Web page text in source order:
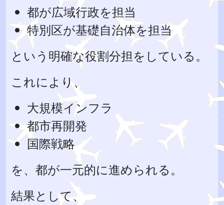
都が広域行政を担当
特別区が基礎自治体を担当
という明確な役割分担をしている。
これにより、
大規模インフラ
都市再開発
国際戦略
を、都が一元的に進められる。
結果として、